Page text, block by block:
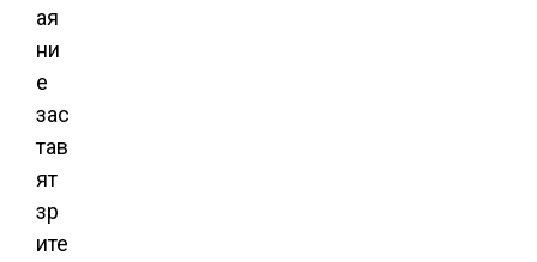
ая
ни
е
зас
тав
ят
зр
ите